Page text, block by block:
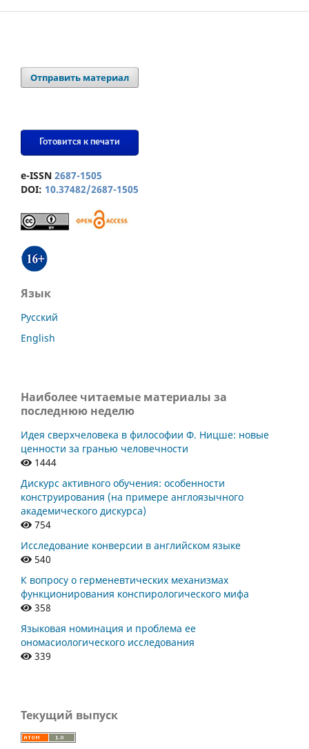
Отправить материал
Готовится к печати
e-ISSN 2687-1505
DOI: 10.37482/2687-1505
Язык
Русский
English
Наиболее читаемые материалы за
последнюю неделю
Идея сверхчеловека в философии Ф. Ницше: новые
ценности за гранью человечности
1444
Дискурс активного обучения: особенности
конструирования (на примере англоязычного
академического дискурса)
754
Исследование конверсии в английском языке
540
К вопросу о герменевтических механизмах
функционирования конспирологического мифа
358
Языковая номинация и проблема ее
ономасиологического исследования
339
Текущий выпуск